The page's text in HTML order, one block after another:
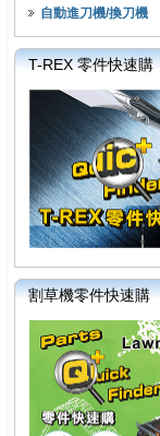
自動進刀機/換刀機
T-REX 零件快速購
割草機零件快速購